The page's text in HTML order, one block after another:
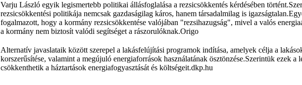
Varju László egyik legismertebb politikai állásfoglalása a rezsicsökkentés kérdésében
rezsicsökkentési politikája nemcsak gazdaságilag káros, hanem társadalmilag is
fogalmazott, hogy a kormány rezsicsökkentése valójában "rezsihazugság", mivel a valós
a kormány nem biztosít valódi segítséget a rászorulóknak.Origo
Alternatív javaslataik között szerepel a lakásfelújítási programok indítása, amelyek célja a
korszerűsítése, valamint a megújuló energiaforrások használatának ösztönzése.Szerintük ezek a
csökkenthetik a háztartások energiafogyasztását és költségeit.dkp.hu